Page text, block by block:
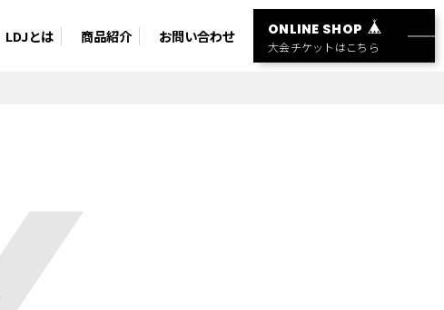
LDJとは 商品紹介 お問い合わせ ONLINE SHOP
大会チケットはこちら